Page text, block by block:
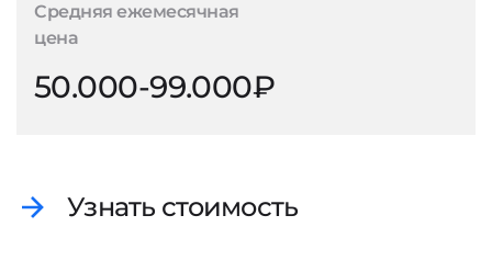
Средняя ежемесячная
цена
50.000-99.000₽
Узнать стоимость